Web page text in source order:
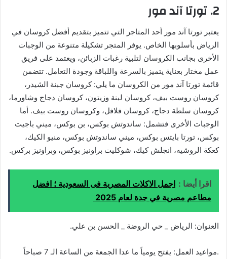
2. تورتا آند مور
يعتبر تورتا آند مور أحد المتاجر التي تتميز بتقديم أفضل كروسان في
الرياض بأسلوبها الخاص. يوفر المتجر تشكيلة متنوعة من الوجبات
الأخرى بجانب الكروسان لتلبية رغبات الزبائن، ويعتمد على فريق
عمل مختار بعناية يتميز بالسرعة واللباقة وجودة التعامل. تتضمن
قائمة تورتا آند مور من الكروسان ما يلي: كروسان جبنة الشيدر،
كروسان روست بيف، كروسان لبنة وزيتون، كروسان دجاج وشاورما،
كروسان سلطة دجاج، كروسان فلافل، وكروسان روست بيف. أما
الوجبات الأخرى فتشمل: ساندوتش بوكس، بن بوكس، ميني باجيت
بوكس، تورتا بايتس بوكس، ميني ساندوتش بوكس، منيو الكيك،
كعكة الروشيه، انجلش كيك، شوكليت براونيز بوكس، وبراونيز بركس.
اقرا أيضا : اجمل الاكلات المصرية فى السعودية ؛ افضل
مطاعم مصرية في جدة لعام 2025
العنوان: الرياض _ حي الروضة _ الحسن بن علي.
.مواعيد العمل: يفتح يومياً ما عدا الجمعة من الساعة الـ 7 صباحاً